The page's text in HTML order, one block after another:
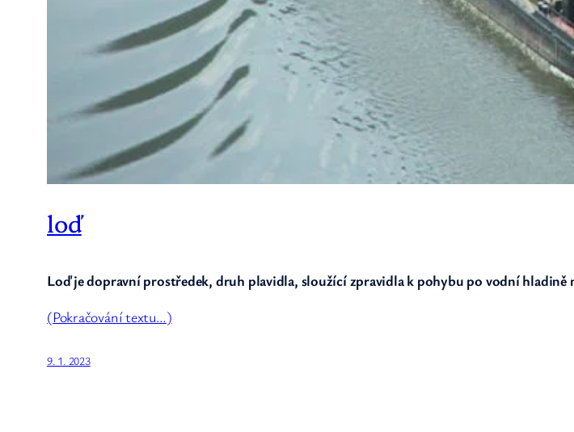
loď
Loď je dopravní prostředek, druh plavidla, sloužící zpravidla k pohybu po vodní hladině
(Pokračování textu…)
9. 1. 2023